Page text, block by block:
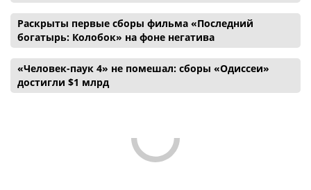
Раскрыты первые сборы фильма «Последний
богатырь: Колобок» на фоне негатива
«Человек-паук 4» не помешал: сборы «Одиссеи»
достигли $1 млрд